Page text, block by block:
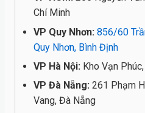
Chí Minh
VP Quy Nhơn: 856/60
Quy Nhơn, Bình Định
VP Hà Nội: Kho Vạn
VP Đà Nẵng: 261 Phạm
Vang, Đà Nẵng